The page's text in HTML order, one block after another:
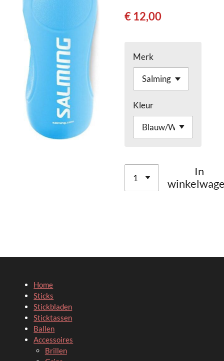
€ 12,00
Merk
Kleur
In
Home
Sticks
Stickbladen
Sticktassen
Ballen
Accessoires
Brillen